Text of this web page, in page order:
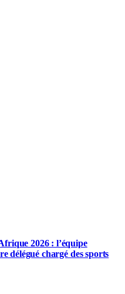
2026 : l’équipe
délégué chargé des sports